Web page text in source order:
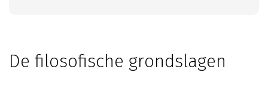
De filosofische grondslagen